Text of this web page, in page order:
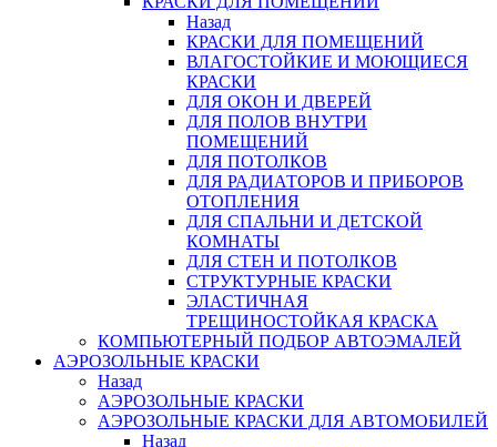
Назад
КРАСКИ ДЛЯ ПОМЕЩЕНИЙ
ВЛАГОСТОЙКИЕ И МОЮЩИЕСЯ
КРАСКИ
ДЛЯ ОКОН И ДВЕРЕЙ
ДЛЯ ПОЛОВ ВНУТРИ
ПОМЕЩЕНИЙ
ДЛЯ ПОТОЛКОВ
ДЛЯ РАДИАТОРОВ И ПРИБОРОВ
ОТОПЛЕНИЯ
ДЛЯ СПАЛЬНИ И ДЕТСКОЙ
КОМНАТЫ
ДЛЯ СТЕН И ПОТОЛКОВ
СТРУКТУРНЫЕ КРАСКИ
ЭЛАСТИЧНАЯ
ТРЕЩИНОСТОЙКАЯ КРАСКА
КОМПЬЮТЕРНЫЙ ПОДБОР АВТОЭМАЛЕЙ
AЭРОЗОЛЬНЫЕ КРАСКИ
Назад
AЭРОЗОЛЬНЫЕ КРАСКИ
АЭРОЗОЛЬНЫЕ КРАСКИ ДЛЯ АВТОМОБИЛЕЙ
Назад